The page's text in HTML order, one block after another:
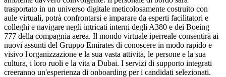
trasportato in un universo digitale meticolosamente costruito con
aule virtuali, potrà confrontarsi e imparare da esperti facilitatori e
colleghi e navigare negli intricati interni degli A380 e dei Boeing
777 della compagnia aerea. Il mondo virtuale iperreale consentirà ai
nuovi assunti del Gruppo Emirates di conoscere in modo rapido e
visivo l'organizzazione e la sua vasta attività, le persone e la sua
cultura, i loro ruoli e la vita a Dubai. I servizi di supporto integrati
creeranno un'esperienza di onboarding per i candidati selezionati.